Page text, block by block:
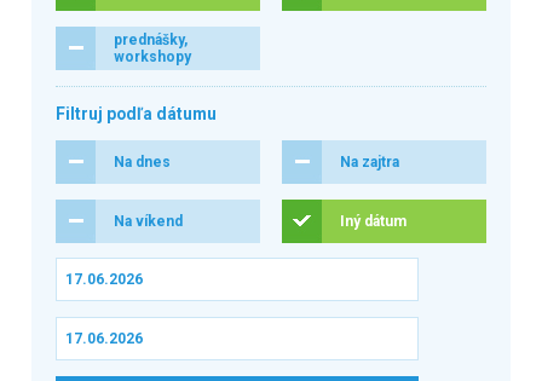
prednášky,
workshopy
Filtruj podľa dátumu
Na dnes Na zajtra
Na víkend Iný dátum